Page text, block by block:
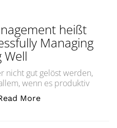
heißt
Managing
nicht gut gelöst werden,
wenn es produktiv
More„Erfolgreiches